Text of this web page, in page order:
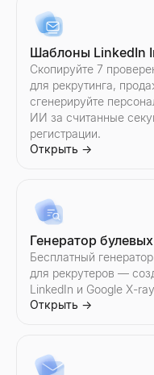
Шаблоны LinkedIn
Скопируйте 7
для рекрутинга,
сгенерируйте
ИИ за считанные
регистрации.
Открыть →
Генератор
Бесплатный
для рекрутеров —
LinkedIn и Google X-
Открыть →